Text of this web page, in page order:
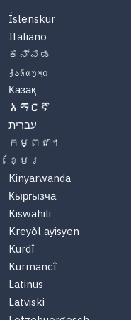
Íslenskur
Italiano
ಕನ್ನಡ
ქართული
Казақ
አማርኛ
עִברִית
កម្ពុជា។
ខ្មែរ
Kinyarwanda
Кыргызча
Kiswahili
Kreyòl ayisyen
Kurdî
Kurmancî
Latinus
Latviski